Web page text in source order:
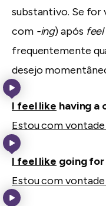
substantivo. Se for
com -ing) após
frequentemente
desejo
I feel like having a
Estou com vontade
I feel like going for
Estou com vontade